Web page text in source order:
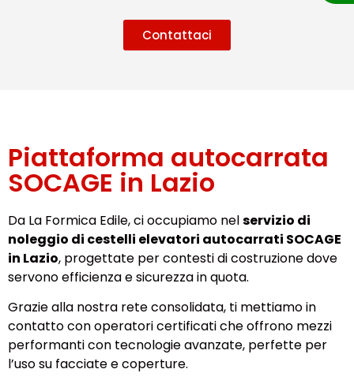
Contattaci
Piattaforma autocarrata
SOCAGE in Lazio
Da La Formica Edile, ci occupiamo nelservizio di
noleggio di cestelli elevatori autocarrati SOCAGE
in Lazio, progettate per contesti di costruzione dove
servono efficienza e sicurezza in quota.
Grazie alla nostra rete consolidata, ti mettiamo in
contatto con operatori certificati che offrono mezzi
performanti con tecnologie avanzate, perfette per
l’uso su facciate e coperture.